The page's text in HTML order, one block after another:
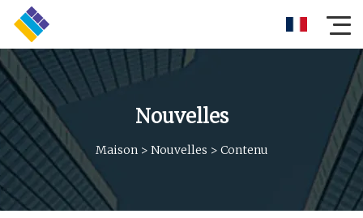
Nouvelles
Maison > Nouvelles > Contenu